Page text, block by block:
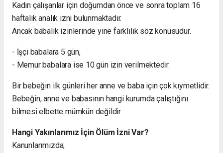
Kadın çalışanlar için doğumdan önce ve sonra toplam 16
haftalık analık izni bulunmaktadır.
Ancak babalık izinlerinde yine farklılık söz konusudur.
- İşçi babalara 5 gün,
- Memur babalara ise 10 gün izin verilmektedir.
Bir bebeğin ilk günleri her anne ve baba için çok kıymetlidir.
Bebeğin, anne ve babasının hangi kurumda çalıştığını
bilmesi elbette mümkün değildir.
Hangi Yakınlarımız İçin Ölüm İzni Var?
Kanunlarımızda;